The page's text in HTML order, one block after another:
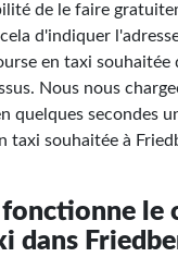
de le faire
d'indiquer
en taxi souhaitée
Nous nous
quelques secondes
taxi souhaitée à
le
dans